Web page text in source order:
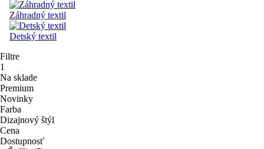
Záhradný textil
Detský textil
Filtre
1
Na sklade
Premium
Novinky
Farba
Dizajnový štýl
Cena
Dostupnosť